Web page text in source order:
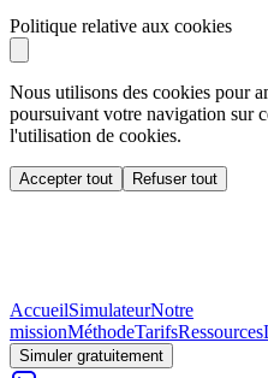
Politique relative aux cookies
Nous utilisons des cookies pour
poursuivant votre navigation sur
l'utilisation de cookies.
Accepter tout Refuser tout
AccueilSimulateurNotre
missionMéthodeTarifsRessources
Simuler gratuitement